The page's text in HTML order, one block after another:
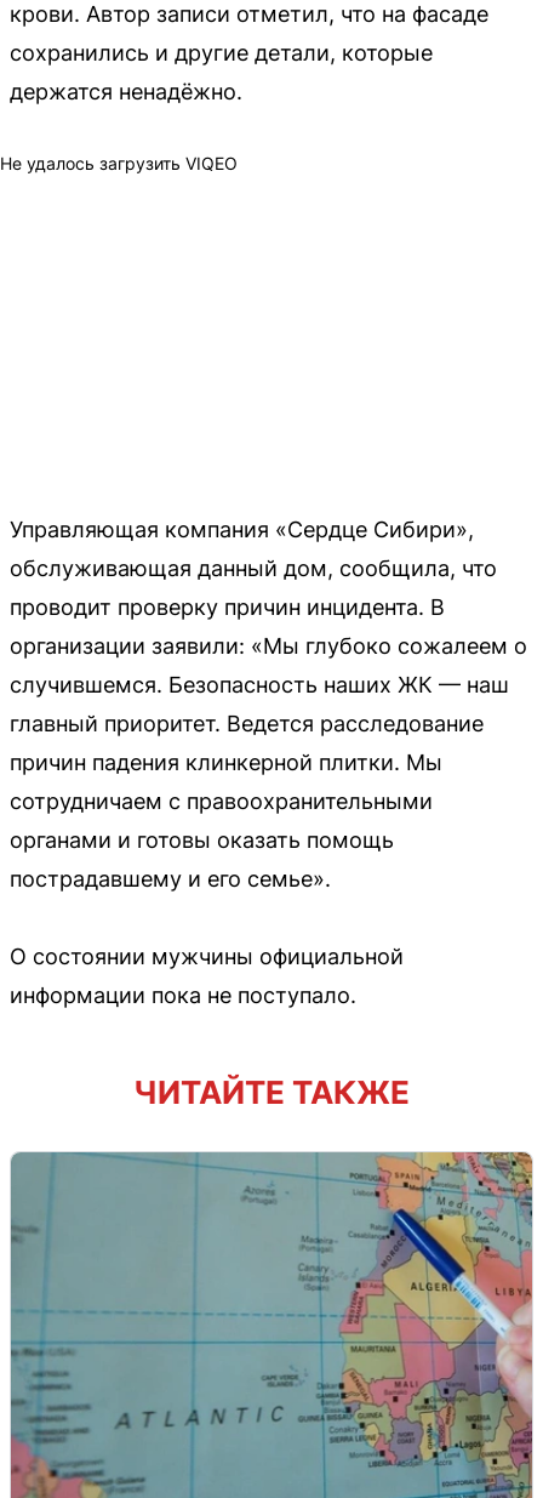
крови. Автор записи отметил, что на фасаде
сохранились и другие детали, которые
держатся ненадёжно.
Не удалось загрузить VIQEO
Управляющая компания «Сердце Сибири»,
обслуживающая данный дом, сообщила, что
проводит проверку причин инцидента. В
организации заявили: «Мы глубоко сожалеем о
случившемся. Безопасность наших ЖК — наш
главный приоритет. Ведется расследование
причин падения клинкерной плитки. Мы
сотрудничаем с правоохранительными
органами и готовы оказать помощь
пострадавшему и его семье».
О состоянии мужчины официальной
информации пока не поступало.
ЧИТАЙТЕ ТАКЖЕ